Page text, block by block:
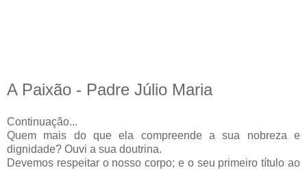
A Paixão - Padre Júlio Maria
Continuação...
Quem mais do que ela compreende a sua nobreza e
dignidade? Ouvi a sua doutrina.
Devemos respeitar o nosso corpo; e o seu primeiro título ao